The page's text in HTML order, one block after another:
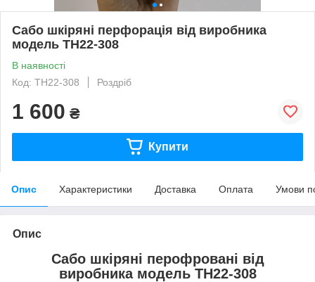
Сабо шкіряні перфорація від виробника
модель ТН22-308
В наявності
Код: ТН22-308
Роздріб
1 600 ₴
Купити
Опис Характеристики Доставка Оплата Умови
Опис
Сабо шкіряні перофровані від
виробника модель ТН22-308